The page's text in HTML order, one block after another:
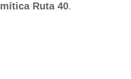
mítica Ruta 40.